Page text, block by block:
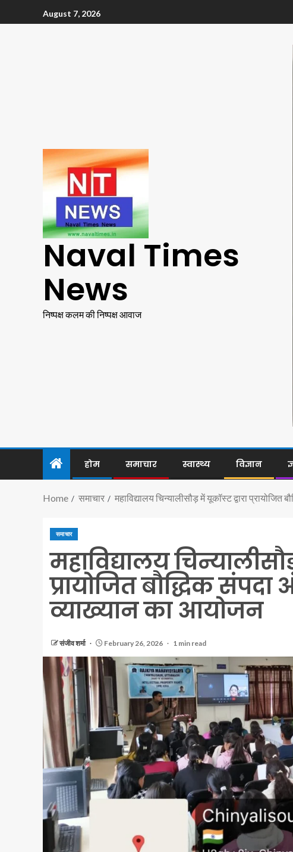
August 7, 2026
Naval Times
News
निष्पक्ष कलम की निष्पक्ष आवाज
होम समाचार स्वास्थ्य विज्ञान
Home समाचार महाविद्यालय चिन्यालीसौड़ में यूकॉस्ट द्वारा
समाचार
महाविद्यालय
प्रायोजित बौद्धिक
व्याख्यान का आयोजन
संजीव शर्मा February 26, 2026 1 min read